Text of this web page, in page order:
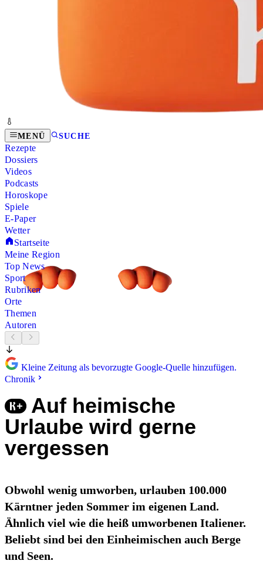
MENÜ SUCHE
Rezepte
Dossiers
Videos
Podcasts
Horoskope
Spiele
E-Paper
Wetter
Startseite
Meine Region
Top News
Sport
Rubriken
Orte
Themen
Autoren
Kleine Zeitung als bevorzugte Google-Quelle hinzufügen.
Chronik
Auf heimische
Urlaube wird gerne
vergessen
Obwohl wenig umworben, urlauben 100.000
Kärntner jeden Sommer im eigenen Land.
Ähnlich viel wie die heiß umworbenen Italiener.
Beliebt sind bei den Einheimischen auch Berge
und Seen.